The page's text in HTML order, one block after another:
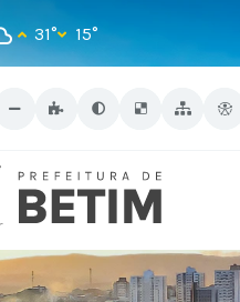
31° 15°